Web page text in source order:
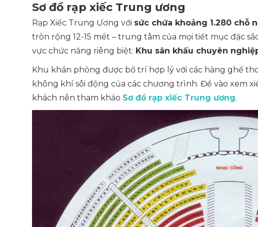
Sơ đồ rạp xiếc Trung ương
Rạp Xiếc Trung Ương với sức chứa khoảng 1.280 chỗ
tròn rộng 12-15 mét – trung tâm của mọi tiết mục đặc
vực chức năng riêng biệt: Khu sân khấu chuyên
Khu khán phòng được bố trí hợp lý với các hàng ghế
không khí sôi động của các chương trình. Để vào xem
khách nên tham khảo Sơ đồ rạp xiếc Trung ương.